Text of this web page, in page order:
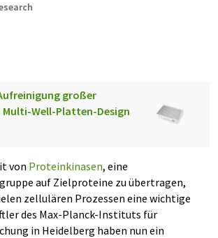
großer
Well-Platten-Design
von Proteinkinasen, eine
auf Zielproteine zu übertragen,
zellulären Prozessen eine wichtige
des Max-Planck-Instituts für
in Heidelberg haben nun ein